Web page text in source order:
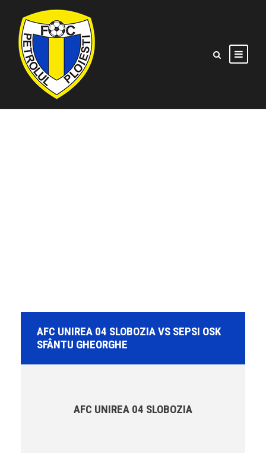
AFC UNIREA 04 SLOBOZIA VS SEPSI OSK
SFÂNTU GHEORGHE
AFC UNIREA 04 SLOBOZIA